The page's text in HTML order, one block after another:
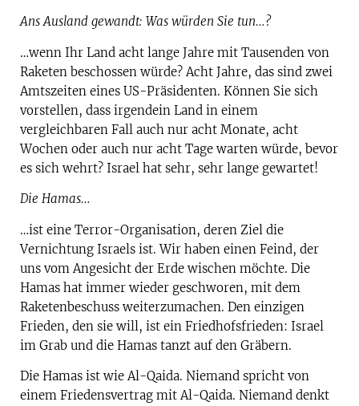
Ans Ausland gewandt: Was würden Sie tun…?
…wenn Ihr Land acht lange Jahre mit Tausenden von
Raketen beschossen würde? Acht Jahre, das sind zwei
Amtszeiten eines US-Präsidenten. Können Sie sich
vorstellen, dass irgendein Land in einem
vergleichbaren Fall auch nur acht Monate, acht
Wochen oder auch nur acht Tage warten würde, bevor
es sich wehrt? Israel hat sehr, sehr lange gewartet!
Die Hamas…
…ist eine Terror-Organisation, deren Ziel die
Vernichtung Israels ist. Wir haben einen Feind, der
uns vom Angesicht der Erde wischen möchte. Die
Hamas hat immer wieder geschworen, mit dem
Raketenbeschuss weiterzumachen. Den einzigen
Frieden, den sie will, ist ein Friedhofsfrieden: Israel
im Grab und die Hamas tanzt auf den Gräbern.
Die Hamas ist wie Al-Qaida. Niemand spricht von
einem Friedensvertrag mit Al-Qaida. Niemand denkt